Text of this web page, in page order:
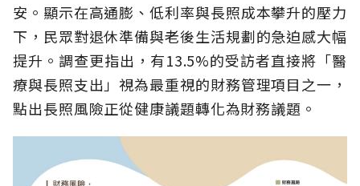
安。顯示在高通膨、低利率與長照成本攀升的壓力
下，民眾對退休準備與老後生活規劃的急迫感大幅
提升。調查更指出，有13.5%的受訪者直接將「醫
療與長照支出」視為最重視的財務管理項目之一，
點出長照風險正從健康議題轉化為財務議題。